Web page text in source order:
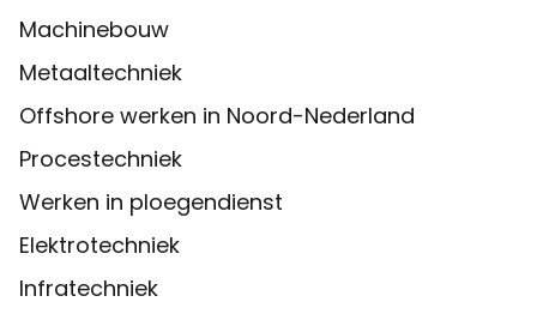
Machinebouw
Metaaltechniek
Offshore werken in Noord-Nederland
Procestechniek
Werken in ploegendienst
Elektrotechniek
Infratechniek